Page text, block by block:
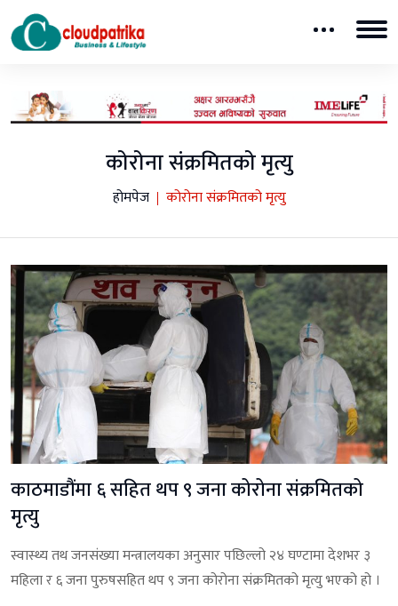
कोरोना संक्रमितको मृत्यु
होमपेज कोरोना संक्रमितको मृत्यु
काठमाडौंमा ६ सहित थप ९ जना कोरोना संक्रमितको
मृत्यु
स्वास्थ्य तथ जनसंख्या मन्त्रालयका अनुसार पछिल्लो २४ घण्टामा देशभर ३
महिला र ६ जना पुरुषसहित थप ९ जना कोरोना संक्रमितको मृत्यु भएको हो ।